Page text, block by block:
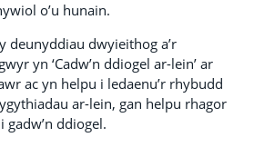
o’u hunain.
deunyddiau dwyieithog a’r
yn ‘Cadw’n ddiogel ar-lein’ ar
ac yn helpu i ledaenu’r rhybudd
ar-lein, gan helpu rhagor
ddiogel.